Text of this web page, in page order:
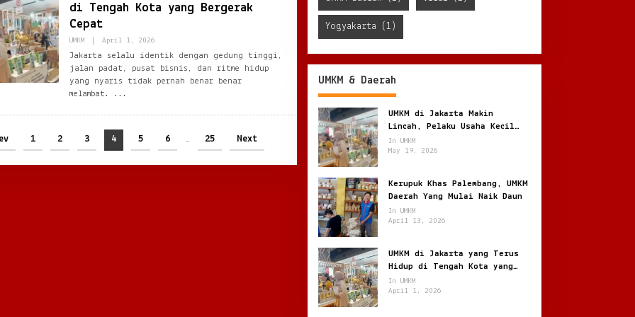
di Tengah Kota yang Bergerak
Cepat
UMKM April 1, 2026By
Jakarta selalu identik dengan gedung tinggi,
jalan padat, pusat bisnis, dan ritme hidup
yang nyaris tidak pernah benar benar
melambat.
1 2 3 4 5 6 … 25 Next
Yogyakarta (1)
UMKM & Daerah
UMKM di Jakarta Makin
Lincah, Pelaku Usaha Kecil
Berburu Peluang di Kota
Besar
In UMKM
May 19, 2026
Kerupuk Khas Palembang, UMKM
Daerah Yang Mulai Naik Daun
In UMKM
April 13, 2026
UMKM di Jakarta yang Terus
Hidup di Tengah Kota yang
Bergerak Cepat
In UMKM
April 1, 2026